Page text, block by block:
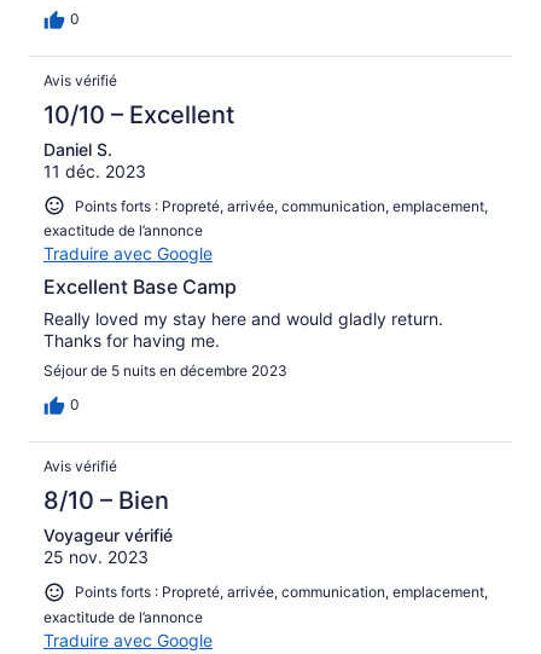
0
Avis vérifié
10/10 – Excellent
Daniel S.
11 déc. 2023
Points forts : Propreté, arrivée, communication, emplacement,
exactitude de l’annonce
Traduire avec Google
Excellent Base Camp
Really loved my stay here and would gladly return.
Thanks for having me.
Séjour de 5 nuits en décembre 2023
0
Avis vérifié
8/10 – Bien
Voyageur vérifié
25 nov. 2023
Points forts : Propreté, arrivée, communication, emplacement,
exactitude de l’annonce
Traduire avec Google